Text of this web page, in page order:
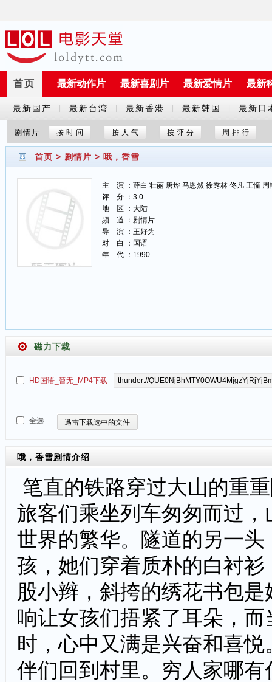
首页 最新动作片 最新喜剧片 最新爱情片 最新
最新国产
剧
最新台湾 最新香港 最新韩国 最新日
剧情片 按时间 按人气 按评分 周排行
首页 > 剧情片 > 哦，香雪
主 演 ：薛白 壮丽 唐烨 马恩然 徐秀林 佟凡 王憧 周
评 分 ：3.0
地 区 ：大陆
频 道 ：剧情片
导 演 ：王好为
对 白 ：国语
年 代 ：1990
磁力下载
HD国语_暂无_MP4下载
全选 迅雷下载选中的文件
哦，香雪剧情介绍
笔直的铁路穿过大山的重
旅客们乘坐列车匆匆而过
世界的繁华。隧道的另一
孩，她们穿着质朴的白衬
股小辫，斜挎的绣花书包
响让女孩们捂紧了耳朵，
时，心中又满是兴奋和喜
伴们回到村里。穷人家哪